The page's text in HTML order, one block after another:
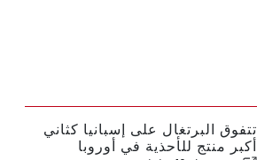
تتفوق البرتغال على إسبانيا كثاني
أكبر منتج للأحذية في أوروبا